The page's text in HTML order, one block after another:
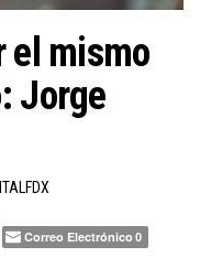
el mismo
Jorge
Correo Electrónico 0